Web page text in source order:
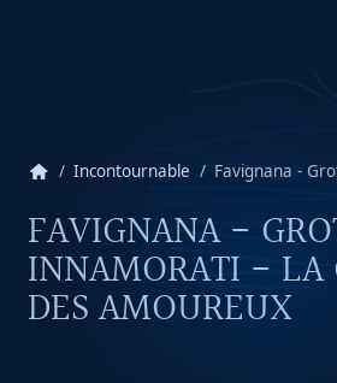
homeIncontournable Favignana -
FAVIGNANA -
INNAMORATI - LA
DES AMOUREUX